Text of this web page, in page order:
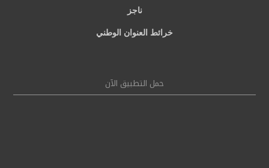
ناجز
خرائط العنوان الوطني
حمل التطبيق الآن